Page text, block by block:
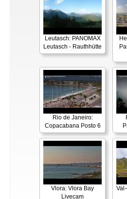
Leutasch: PANOMAX
Leutasch - Rauthhütte
Rio de Janeiro:
Copacabana Posto 6
Vlora: Vlora Bay
Livecam